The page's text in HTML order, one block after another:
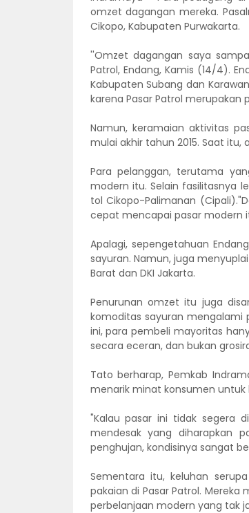
omzet dagangan mereka.
Cikopo, Kabupaten Purwakarta.
''Omzet dagangan saya
Patrol, Endang, Kamis (14/4).
Kabupaten Subang dan
karena Pasar Patrol merupakan
Namun, keramaian aktivitas
mulai akhir tahun 2015. Saat itu,
Para pelanggan, terutama
modern itu. Selain fasilitasnya
tol Cikopo-Palimanan
cepat mencapai pasar modern
Apalagi, sepengetahuan
sayuran. Namun, juga
Barat dan DKI Jakarta.
Penurunan omzet itu juga
komoditas sayuran mengalami
ini, para pembeli mayoritas
secara eceran, dan bukan
Tato berharap, Pemkab
menarik minat konsumen untuk
"Kalau pasar ini tidak segera
mendesak yang diharapkan
penghujan, kondisinya sangat
Sementara itu, keluhan
pakaian di Pasar Patrol.
perbelanjaan modern yang tak